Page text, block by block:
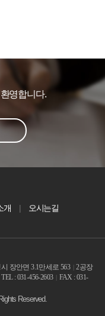
영합니다.
개 오시는길
장안면 3.1만세로 563
2공장
TEL : 031-456-2603 | FAX : 031-
Reserved.